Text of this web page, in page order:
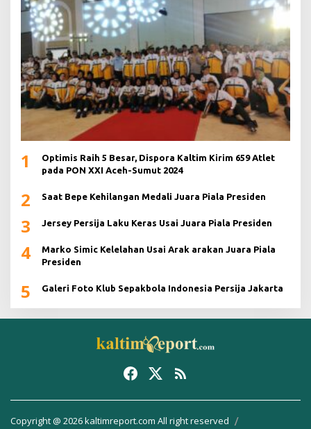
1
Optimis Raih 5 Besar, Dispora Kaltim Kirim 659 Atlet
pada PON XXI Aceh-Sumut 2024
2 Saat Bepe Kehilangan Medali Juara Piala Presiden
3 Jersey Persija Laku Keras Usai Juara Piala Presiden
4
Marko Simic Kelelahan Usai Arak arakan Juara Piala
Presiden
5 Galeri Foto Klub Sepakbola Indonesia Persija Jakarta
Copyright @ 2026 kaltimreport.com All right reserved